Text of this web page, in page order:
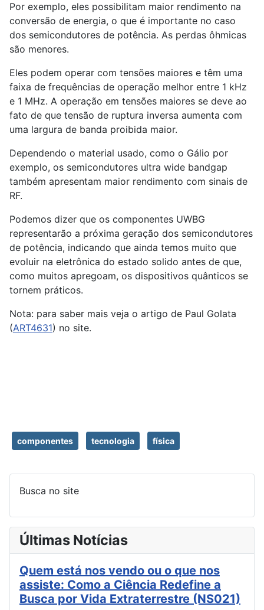
Por exemplo, eles possibilitam maior rendimento na
conversão de energia, o que é importante no caso
dos semicondutores de potência. As perdas ôhmicas
são menores.
Eles podem operar com tensões maiores e têm uma
faixa de frequências de operação melhor entre 1 kHz
e 1 MHz. A operação em tensões maiores se deve ao
fato de que tensão de ruptura inversa aumenta com
uma largura de banda proibida maior.
Dependendo o material usado, como o Gálio por
exemplo, os semicondutores ultra wide bandgap
também apresentam maior rendimento com sinais de
RF.
Podemos dizer que os componentes UWBG
representarão a próxima geração dos semicondutores
de potência, indicando que ainda temos muito que
evoluir na eletrônica do estado solido antes de que,
como muitos apregoam, os dispositivos quânticos se
tornem práticos.
Nota: para saber mais veja o artigo de Paul Golata
(ART4631) no site.
componentes tecnologia física
Busca no site
Últimas Notícias
Quem está nos vendo ou o que nos
assiste: Como a Ciência Redefine a
Busca por Vida Extraterrestre (NS021)